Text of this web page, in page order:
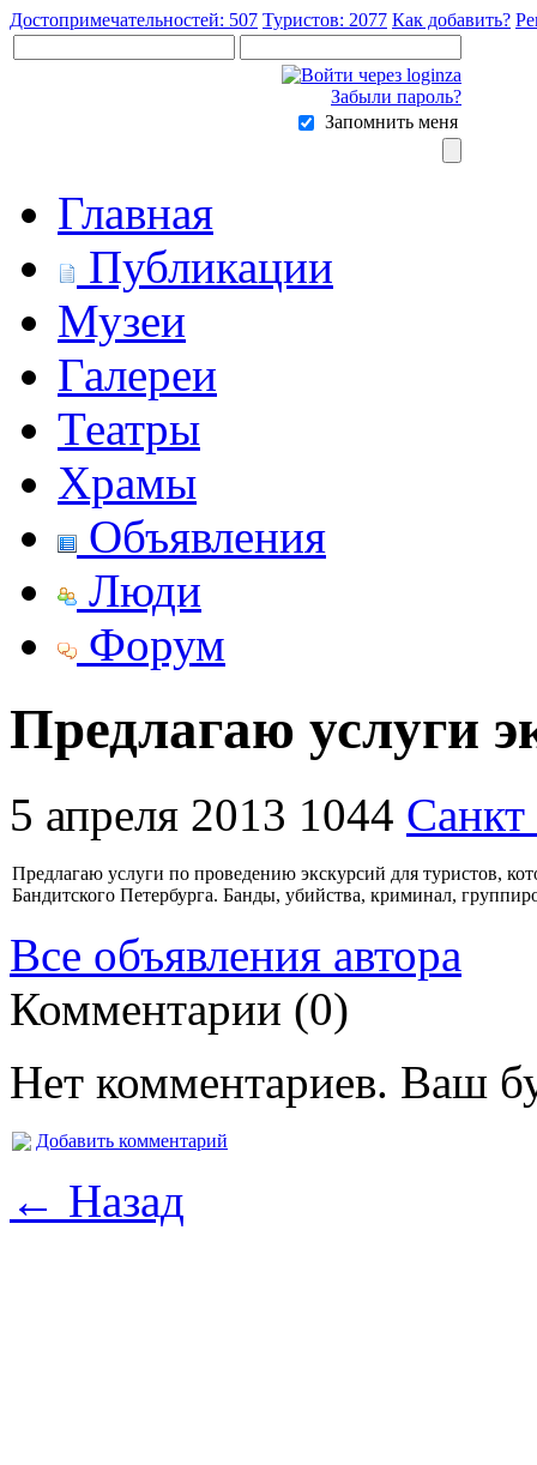
Достопримечательностей: 507 Туристов: 2077 Как добавить?
Забыли пароль?
Запомнить меня
Главная
Публикации
Музеи
Галереи
Театры
Храмы
Объявления
Люди
Форум
Предлагаю услуги
5 апреля 2013 1044 Санкт
Предлагаю услуги по проведению экскурсий для туристов,
Бандитского Петербурга. Банды, убийства, криминал,
Все объявления автора
Комментарии (0)
Нет комментариев. Ваш
Добавить комментарий
← Назад